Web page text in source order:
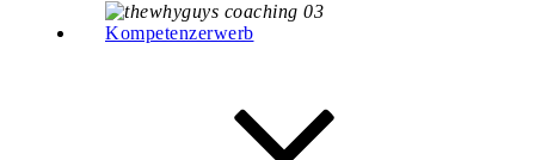
Kompetenzerwerb